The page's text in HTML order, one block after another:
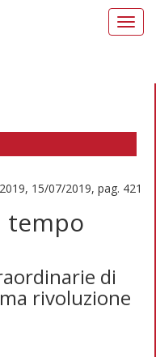
15/07/2019, pag. 421
tempo
di
rivoluzione